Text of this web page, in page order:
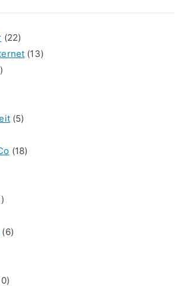
(22)
(13)
(5)
(18)
(6)